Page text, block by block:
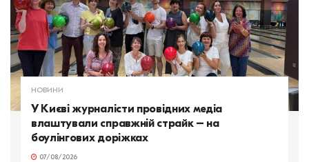
НОВИНИ
У Києві журналісти провідних медіа
влаштували справжній страйк – на
боулінгових доріжках
07/08/2026